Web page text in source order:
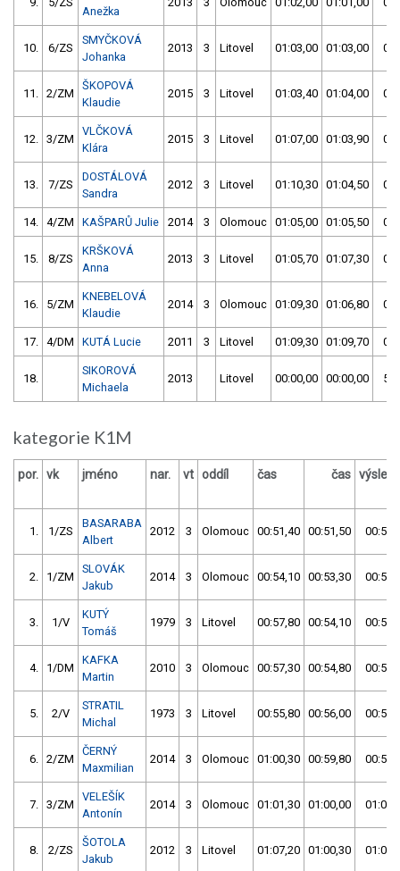
Anežka
10. 6/ZS
SMYČKOVÁ
Johanka
2013 3 Litovel 01:03,00 01:03,00
11. 2/ZM
ŠKOPOVÁ
Klaudie
2015 3 Litovel 01:03,40 01:04,00
12. 3/ZM
VLČKOVÁ
Klára
2015 3 Litovel 01:07,00 01:03,90
13. 7/ZS
DOSTÁLOVÁ
Sandra
2012 3 Litovel 01:10,30 01:04,50
14. 4/ZM KAŠPARŮ Julie 2014 3 Olomouc 01:05,00 01:05,50
15. 8/ZS
KRŠKOVÁ
Anna
2013 3 Litovel 01:05,70 01:07,30
16. 5/ZM
KNEBELOVÁ
Klaudie
2014 3 Olomouc 01:09,30 01:06,80
17. 4/DM KUTÁ Lucie 2011 3 Litovel 01:09,30 01:09,70
18.
SIKOROVÁ
Michaela
2013 Litovel 00:00,00 00:00,00
kategorie K1M
por. vk jméno nar. vt oddíl čas čas
1. 1/ZS
BASARABA
Albert
2012 3 Olomouc 00:51,40 00:51,50
2. 1/ZM
SLOVÁK
Jakub
2014 3 Olomouc 00:54,10 00:53,30
3. 1/V
KUTÝ
Tomáš
1979 3 Litovel 00:57,80 00:54,10
4. 1/DM
KAFKA
Martin
2010 3 Olomouc 00:57,30 00:54,80
5. 2/V
STRATIL
Michal
1973 3 Litovel 00:55,80 00:56,00
6. 2/ZM
ČERNÝ
Maxmilian
2014 3 Olomouc 01:00,30 00:59,80
7. 3/ZM
VELEŠÍK
Antonín
2014 3 Olomouc 01:01,30 01:00,00
8. 2/ZS
ŠOTOLA
Jakub
2012 3 Litovel 01:07,20 01:00,30